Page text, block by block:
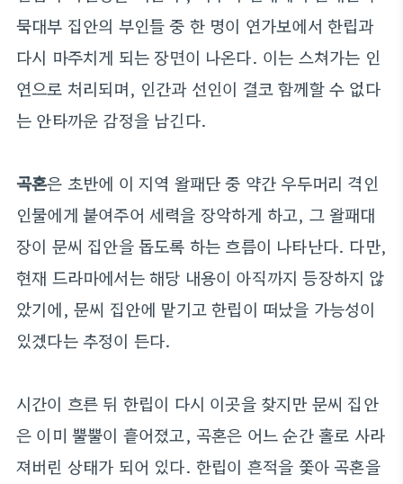
묵대부 집안의 부인들 중 한 명이 연가보에서 한립과
다시 마주치게 되는 장면이 나온다. 이는 스쳐가는 인
연으로 처리되며, 인간과 선인이 결코 함께할 수 없다
는 안타까운 감정을 남긴다.
곡혼은 초반에 이 지역 왈패단 중 약간 우두머리 격인
인물에게 붙여주어 세력을 장악하게 하고, 그 왈패대
장이 문씨 집안을 돕도록 하는 흐름이 나타난다. 다만,
현재 드라마에서는 해당 내용이 아직까지 등장하지 않
았기에, 문씨 집안에 맡기고 한립이 떠났을 가능성이
있겠다는 추정이 든다.
시간이 흐른 뒤 한립이 다시 이곳을 찾지만 문씨 집안
은 이미 뿔뿔이 흩어졌고, 곡혼은 어느 순간 홀로 사라
져버린 상태가 되어 있다. 한립이 흔적을 쫓아 곡혼을